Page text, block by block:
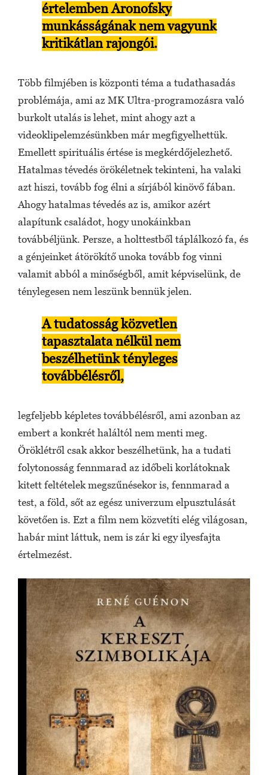
értelemben Aronofsky
munkásságának nem vagyunk
kritikátlan rajongói.
Több filmjében is központi téma a tudathasadás
problémája, ami az MK Ultra-programozásra való
burkolt utalás is lehet, mint ahogy azt a
videoklipelemzésünkben már megfigyelhettük.
Emellett spirituális értése is megkérdőjelezhető.
Hatalmas tévedés örökéletnek tekinteni, ha valaki
azt hiszi, tovább fog élni a sírjából kinövő fában.
Ahogy hatalmas tévedés az is, amikor azért
alapítunk családot, hogy unokáinkban
továbbéljünk. Persze, a holttestből táplálkozó fa, és
a génjeinket átörökítő unoka tovább fog vinni
valamit abból a minőségből, amit képviselünk, de
ténylegesen nem leszünk bennük jelen.
A tudatosság közvetlen
tapasztalata nélkül nem
beszélhetünk tényleges
továbbélésről,
legfeljebb képletes továbbélésről, ami azonban az
embert a konkrét haláltól nem menti meg.
Öröklétről csak akkor beszélhetünk, ha a tudati
folytonosság fennmarad az időbeli korlátoknak
kitett feltételek megszűnésekor is, fennmarad a
test, a föld, sőt az egész univerzum elpusztulását
követően is. Ezt a film nem közvetíti elég világosan,
habár mint láttuk, nem is zár ki egy ilyesfajta
értelmezést.